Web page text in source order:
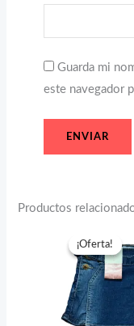
Guarda mi
este navegador
Productos
¡Oferta!
¡Oferta!
precio
original
era:
$30.99.